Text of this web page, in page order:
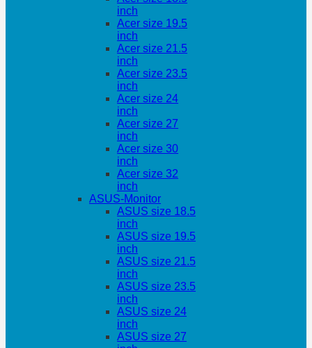
inch
Acer size 19.5
inch
Acer size 21.5
inch
Acer size 23.5
inch
Acer size 24
inch
Acer size 27
inch
Acer size 30
inch
Acer size 32
inch
ASUS-Monitor
ASUS size 18.5
inch
ASUS size 19.5
inch
ASUS size 21.5
inch
ASUS size 23.5
inch
ASUS size 24
inch
ASUS size 27